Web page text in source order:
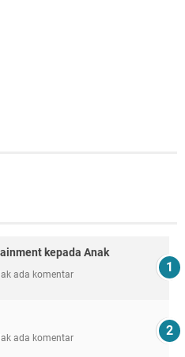
kepada Anak
ada komentar
ada komentar